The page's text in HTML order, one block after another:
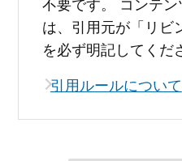
は、引用元が「リビ
を必ず明記してくだ
引用ルールについて